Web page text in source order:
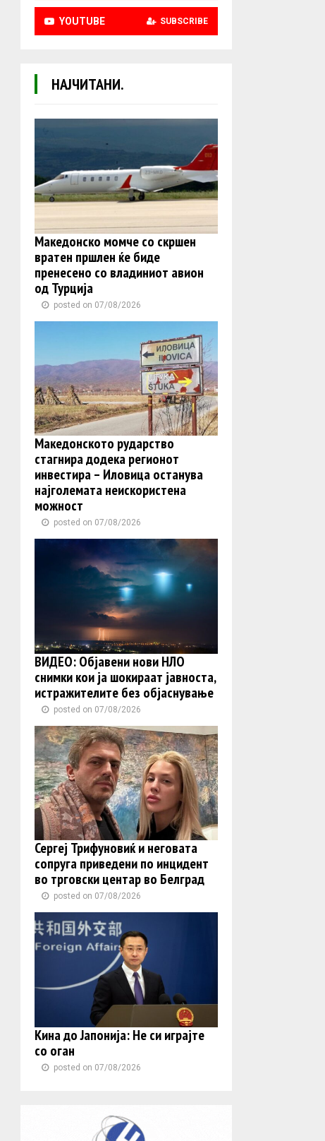
YOUTUBE SUBSCRIBE
НАЈЧИТАНИ.
Македонско момче со скршен
вратен пршлен ќе биде
пренесено со владиниот авион
од Турција
posted on 07/08/2026
Македонското рударство
стагнира додека регионот
инвестира – Иловица останува
најголемата неискористена
можност
posted on 07/08/2026
ВИДЕО: Објавени нови НЛО
снимки кои ја шокираат јавноста,
истражителите без објаснување
posted on 07/08/2026
Сергеј Трифуновиќ и неговата
сопруга приведени по инцидент
во трговски центар во Белград
posted on 07/08/2026
Кина до Јапонија: Не си играјте
со оган
posted on 07/08/2026